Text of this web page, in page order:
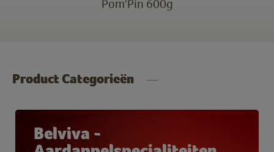
Pom'Pin 600g
Product Categorieën
Belviva -